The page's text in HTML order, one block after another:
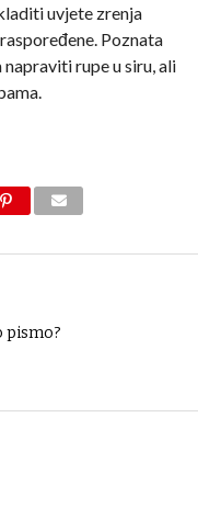
uvjete zrenja
Poznata
rupe u siru, ali
pismo?